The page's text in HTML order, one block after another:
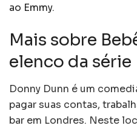
ao Emmy.
Mais sobre
elenco da série
Donny Dunn é um
pagar suas contas,
bar em Londres. Neste